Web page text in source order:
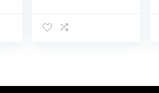
en het